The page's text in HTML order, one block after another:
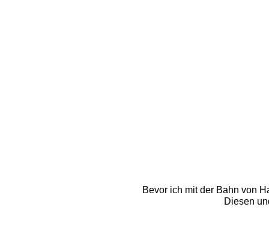
Bevor ich mit der Bahn von
Diesen